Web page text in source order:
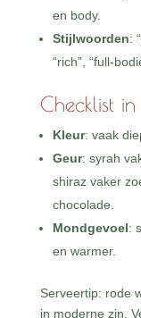
en body.
Stijlwoorden:
“rich”, “full-
Checklist
Kleur: vaak
Geur: syrah
shiraz vaker
chocolade.
Mondgevoel:
en warmer.
Serveertip: rode
in moderne zin.